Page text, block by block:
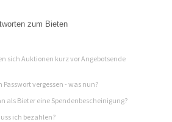
zum Bieten
sich Auktionen kurz vor Angebotsende
Passwort vergessen - was nun?
als Bieter eine Spendenbescheinigung?
ich bezahlen?